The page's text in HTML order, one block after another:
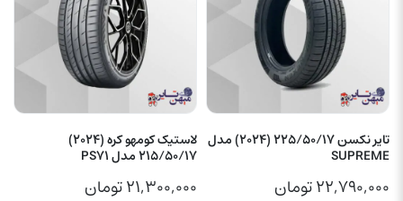
تایر نکسن 225/50/17 (2024) مدل
SUPREME
۲۲,۷۹۰,۰۰۰تومان
لاستیک کومهو کره (2024)
215/50/17 مدل PS71
۲۱,۳۰۰,۰۰۰تومان